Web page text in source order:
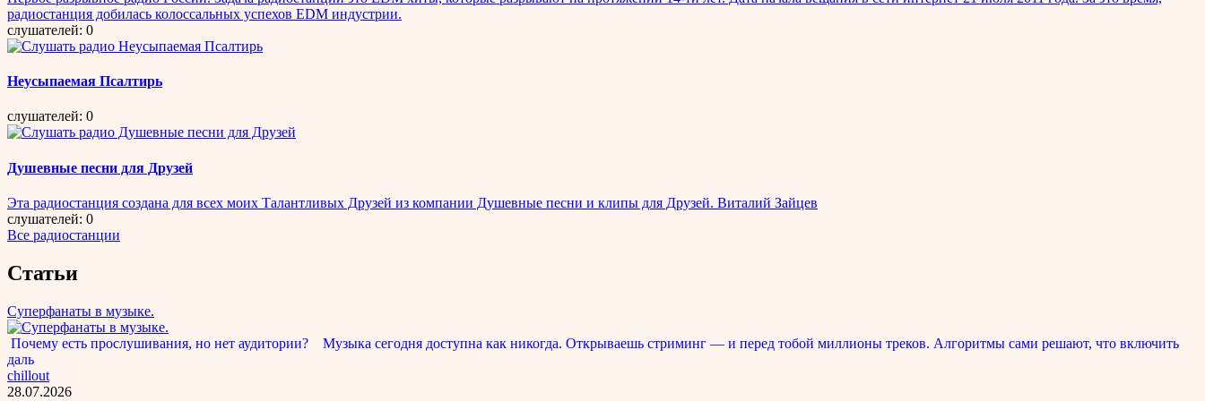
радиостанция добилась колоссальных успехов EDM индустрии.
слушателей: 0
Неусыпаемая Псалтирь
слушателей: 0
Душевные песни для Друзей
Эта радиостанция создана для всех моих Талантливых Друзей из компании Душевные песни и клипы для Друзей. Виталий Зайцев
слушателей: 0
Все радиостанции
Статьи
Суперфанаты в музыке.
Почему есть прослушивания, но нет аудитории? Музыка сегодня доступна как никогда. Открываешь стриминг — и перед тобой миллионы треков. Алгоритмы сами решают, что включить
даль
chillout
28.07.2026